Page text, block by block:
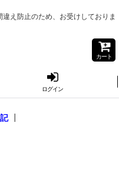
え防止のため、お受けしておりま
カート
ログイン
┃